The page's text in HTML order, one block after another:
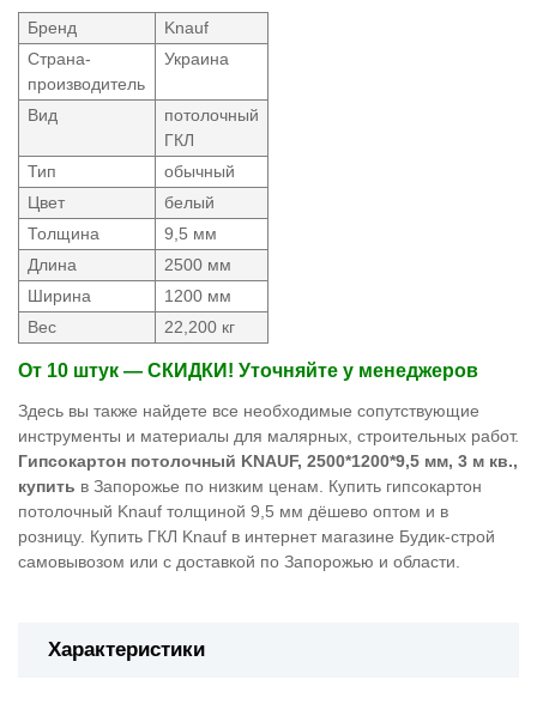
Бренд
Knauf
Страна-
производитель
Украина
Вид
потолочный
ГКЛ
Тип
обычный
Цвет
белый
Толщина
9,5 мм
Длина
2500 мм
Ширина
1200 мм
Вес
22,200 кг
От 10 штук — СКИДКИ! Уточняйте у менеджеров
Здесь вы также найдете все необходимые сопутствующие
инструменты и материалы для малярных, строительных работ.
Гипсокартон потолочный KNAUF, 2500*1200*9,5 мм, 3 м кв.,
купить в Запорожье по низким ценам. Купить гипсокартон
потолочный Knauf толщиной 9,5 мм дёшево оптом и в
розницу. Купить ГКЛ Knauf в интернет магазине Будик-строй
самовывозом или с доставкой по Запорожью и области.
Характеристики